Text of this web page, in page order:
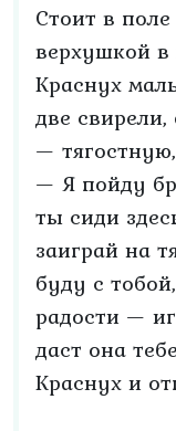
Стоит в
верхушкой в
Краснух
две
—
— Я пойду
ты сиди
заиграй на
буду с
радости —
даст она
Краснух и